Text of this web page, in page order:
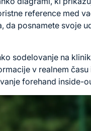
reference med
da posnamete svoje
sodelovanje na
v realnem
forehand inside-